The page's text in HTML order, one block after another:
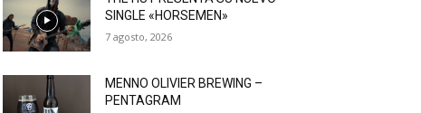
SINGLE «HORSEMEN»
7 agosto, 2026
MENNO OLIVIER BREWING –
PENTAGRAM